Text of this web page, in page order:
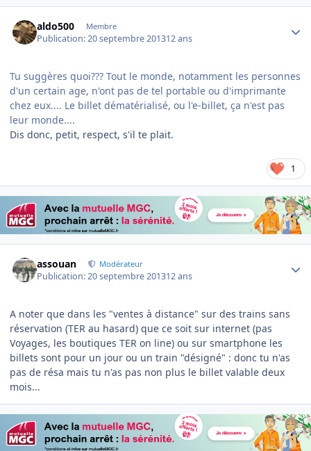
aldo500 Membre
Publication:20 septembre 201312 ans
Tu suggères quoi??? Tout le monde, notamment les personnes
d'un certain age, n'ont pas de tel portable ou d'imprimante
chez eux.... Le billet dématérialisé, ou l'e-billet, ça n'est pas
leur monde....
Dis donc, petit, respect, s'il te plait.
1
assouan Modérateur
Publication:20 septembre 201312 ans
A noter que dans les "ventes à distance" sur des trains sans
réservation (TER au hasard) que ce soit sur internet (pas
Voyages, les boutiques TER on line) ou sur smartphone les
billets sont pour un jour ou un train "désigné" : donc tu n'as
pas de résa mais tu n'as pas non plus le billet valable deux
mois...